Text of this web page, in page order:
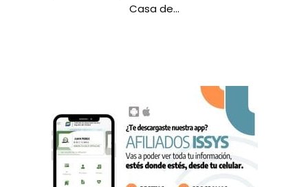
Casa de…